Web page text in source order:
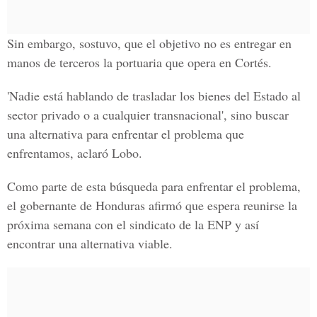
Sin embargo, sostuvo, que el objetivo no es entregar en
manos de terceros la portuaria que opera en Cortés.
'Nadie está hablando de trasladar los bienes del Estado al
sector privado o a cualquier transnacional', sino buscar
una alternativa para enfrentar el problema que
enfrentamos, aclaró Lobo.
Como parte de esta búsqueda para enfrentar el problema,
el gobernante de Honduras afirmó que espera reunirse la
próxima semana con el sindicato de la ENP y así
encontrar una alternativa viable.